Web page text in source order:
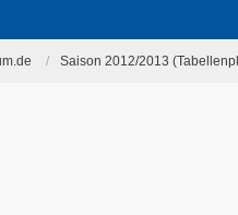
Saison 2012/2013